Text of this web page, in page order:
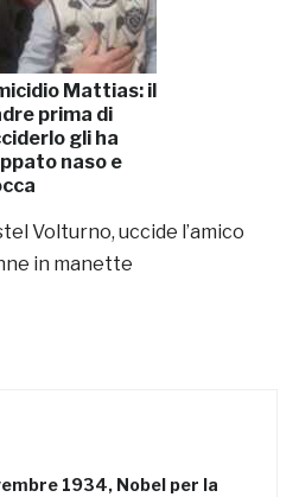
Mattias: il
prima di
gli ha
naso e
Volturno, uccide l’amico
in manette
1934, Nobel per la